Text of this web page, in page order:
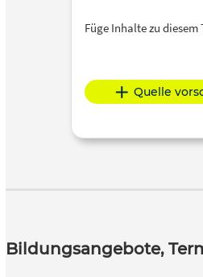
Füge Inhalte zu
Quelle